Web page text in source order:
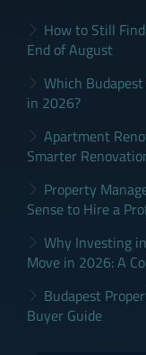
How to Still
End of August
Which
in 2026?
Apartment
Smarter
Property
Sense to Hire a
Why Investing
Move in 2026: A
Budapest
Buyer Guide